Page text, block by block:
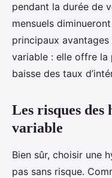
pendant la durée de
mensuels diminueront
principaux avantages
variable : elle offre la
baisse des taux
Les risques des
variable
Bien sûr, choisir une
pas sans risque.